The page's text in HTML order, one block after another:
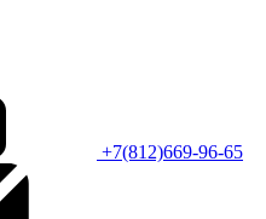
+7(812)669-96-65